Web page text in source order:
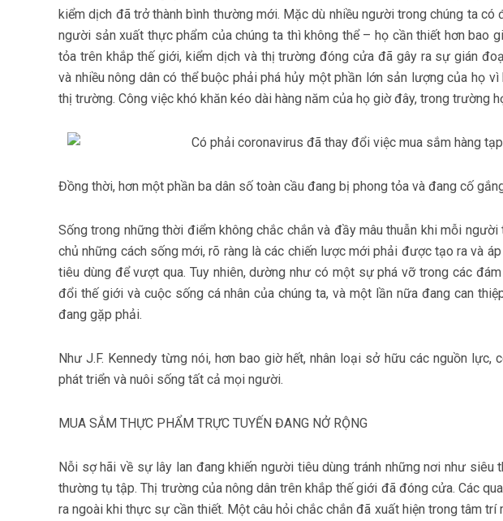
kiểm dịch đã trở thành bình thường mới. Mặc dù nhiều người trong chúng ta có
người sản xuất thực phẩm của chúng ta thì không thể – họ cần thiết hơn bao
tỏa trên khắp thế giới, kiểm dịch và thị trường đóng cửa đã gây ra sự gián
và nhiều nông dân có thể buộc phải phá hủy một phần lớn sản lượng của họ
thị trường. Công việc khó khăn kéo dài hàng năm của họ giờ đây, trong trường
Đồng thời, hơn một phần ba dân số toàn cầu đang bị phong tỏa và đang cố
Sống trong những thời điểm không chắc chắn và đầy mâu thuẫn khi mỗi
chủ những cách sống mới, rõ ràng là các chiến lược mới phải được tạo ra và
tiêu dùng để vượt qua. Tuy nhiên, dường như có một sự phá vỡ trong các
đổi thế giới và cuộc sống cá nhân của chúng ta, và một lần nữa đang can
đang gặp phải.
Như J.F. Kennedy từng nói, hơn bao giờ hết, nhân loại sở hữu các nguồn lực,
phát triển và nuôi sống tất cả mọi người.
MUA SẮM THỰC PHẨM TRỰC TUYẾN ĐANG NỞ RỘNG
Nỗi sợ hãi về sự lây lan đang khiến người tiêu dùng tránh những nơi như siêu
thường tụ tập. Thị trường của nông dân trên khắp thế giới đã đóng cửa. Các
ra ngoài khi thực sự cần thiết. Một câu hỏi chắc chắn đã xuất hiện trong tâm trí